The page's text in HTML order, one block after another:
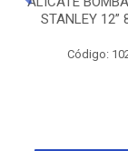
STANLEY 12”
Código: